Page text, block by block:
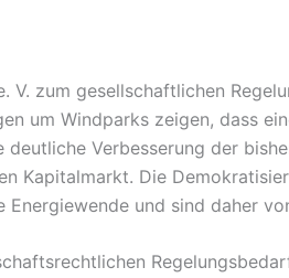
V. zum gesellschaftlichen
um Windparks zeigen, dass
Verbesserung der
Kapitalmarkt. Die
und sind daher